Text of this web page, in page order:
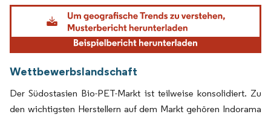
Bild © Mordor Intelligence. Wiederverwendung erfordert Namensnennung gemäß
Wettbewerbslandschaft
Der Südostasien Bio-PET-Markt ist teilweise konsolidiert. Zu
den wichtigsten Herstellern auf dem Markt gehören Indorama